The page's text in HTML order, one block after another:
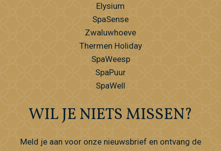
Elysium
SpaSense
Zwaluwhoeve
Thermen Holiday
SpaWeesp
SpaPuur
SpaWell
WIL JE NIETS MISSEN?
Meld je aan voor onze nieuwsbrief en ontvang de